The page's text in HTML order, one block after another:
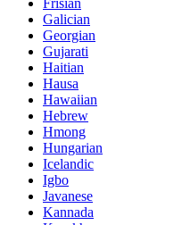
Galician
Georgian
Gujarati
Haitian
Hausa
Hawaiian
Hebrew
Hmong
Hungarian
Icelandic
Igbo
Javanese
Kannada